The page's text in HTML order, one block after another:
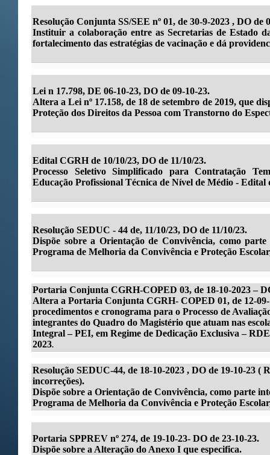
Resolução Conjunta SS/SEE nº 01, de 30-9-2023 , DO de
Instituir a colaboração entre as Secretarias de Estado
fortalecimento das estratégias de vacinação e dá
Lei n 17.798, DE 06-10-23, DO de 09-10-23.
Altera a Lei nº 17.158, de 18 de setembro de 2019, que
Proteção dos Direitos da Pessoa com Transtorno do
Edital CGRH de 10/10/23, DO de 11/10/23.
Processo Seletivo Simplificado para Contratação
Educação Profissional Técnica de Nível de Médio - Edital
Resolução SEDUC - 44 de, 11/10/23, DO de 11/10/23.
Dispõe sobre a Orientação de Convivência, como
Programa de Melhoria da Convivência e Proteção
Portaria Conjunta CGRH-COPED 03, de 18-10-2023 –
Altera a Portaria Conjunta CGRH- COPED 01, de 12-09-
procedimentos e cronograma para o Processo de
integrantes do Quadro do Magistério que atuam nas
Integral – PEI, em Regime de Dedicação Exclusiva –
2023.
Resolução SEDUC-44, de 18-10-2023 , DO de 19-10-23 (
incorreções).
Dispõe sobre a Orientação de Convivência, como parte
Programa de Melhoria da Convivência e Proteção
Portaria SPPREV nº 274, de 19-10-23- DO de 23-10-23.
Dispõe sobre a Alteração do Anexo I que especifica.